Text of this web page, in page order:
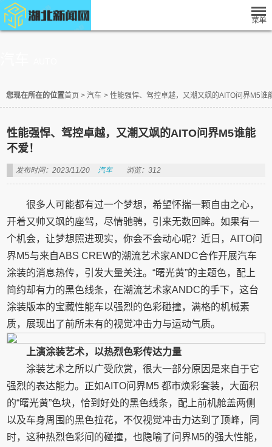
您现在所在的位置首页 > 汽车 > 性能强悍、驾控卓越，又潮又飒的AITO问界M5谁
性能强悍、驾控卓越，又潮又飒的AITO问界M5谁能
不爱！
发布时间：2023/11/20 汽车 浏览：312
很多人可能都有过一个梦想，希望怀揣一颗自由之心，
开着又帅又飒的座驾，尽情驰骋，引来无数回眸。如果有一
个机会，让梦想照进现实，你会不会动心呢？近日，AITO问
界M5与来自ABS CREW的潮流艺术家ANDC合作开展汽车
涂装的消息热传，引发大量关注。“曙光黄”的主题色，配上
简约却有力的黑色线条，在潮流艺术家ANDC的手下，这台
涂装版本的宝藏性能车以强烈的色彩碰撞，满格的机械素
质，展现出了前所未有的视觉冲击力与运动气质。
上演涂装艺术，以热烈色彩传达力量
涂装艺术之所以广受欣赏，很大一部分原因是来自于它
强烈的表达能力。正如AITO问界M5 都市焕彩套装，大面积
的“曙光黄”色块，恰到好处的黑色线条，配上前机舱盖两侧
以及车身周围的黑色拉花，不仅视觉冲击力达到了顶峰，同
时，这种热烈色彩间的碰撞，也隐喻了问界M5的强大性能，